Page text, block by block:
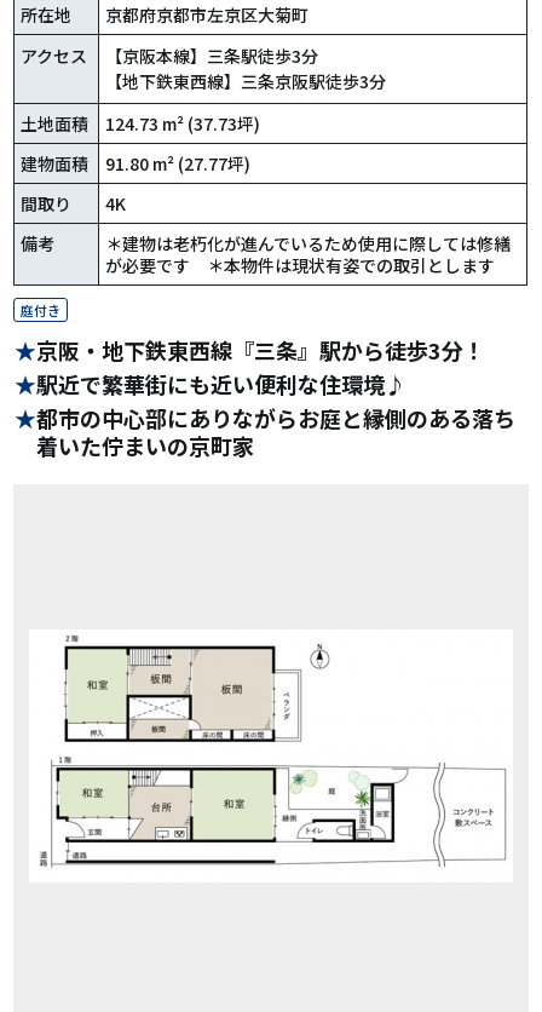
所在地
京都府京都市左京区大菊町
アクセス
【京阪本線】三条駅徒歩3分
【地下鉄東西線】三条京阪駅徒歩3分
土地面積
124.73 m² (37.73坪)
建物面積
91.80 m² (27.77坪)
間取り
4K
備考
＊建物は老朽化が進んでいるため使用に際しては修繕
が必要です ＊本物件は現状有姿での取引とします
庭付き
京阪・地下鉄東西線『三条』駅から徒歩3分！
駅近で繁華街にも近い便利な住環境♪
都市の中心部にありながらお庭と縁側のある落ち
着いた佇まいの京町家